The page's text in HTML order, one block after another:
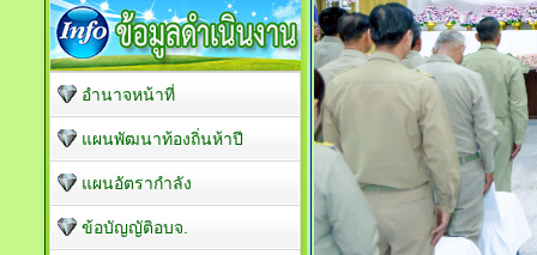
อำนาจหน้าที่
แผนพัฒนาท้องถิ่นห้าปี
แผนอัตรากำลัง
ข้อบัญญัติอบจ.